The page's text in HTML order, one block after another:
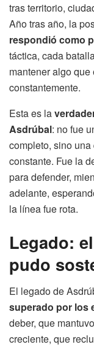
tras territorio,
Año tras año, la
respondió como
táctica, cada
mantener algo
constantemente.
Esta es la
Asdrúbal: no fue
completo, sino una
constante. Fue la
para defender,
adelante,
la línea fue rota.
Legado:
pudo
El legado de
superado por los
deber, que
creciente, que